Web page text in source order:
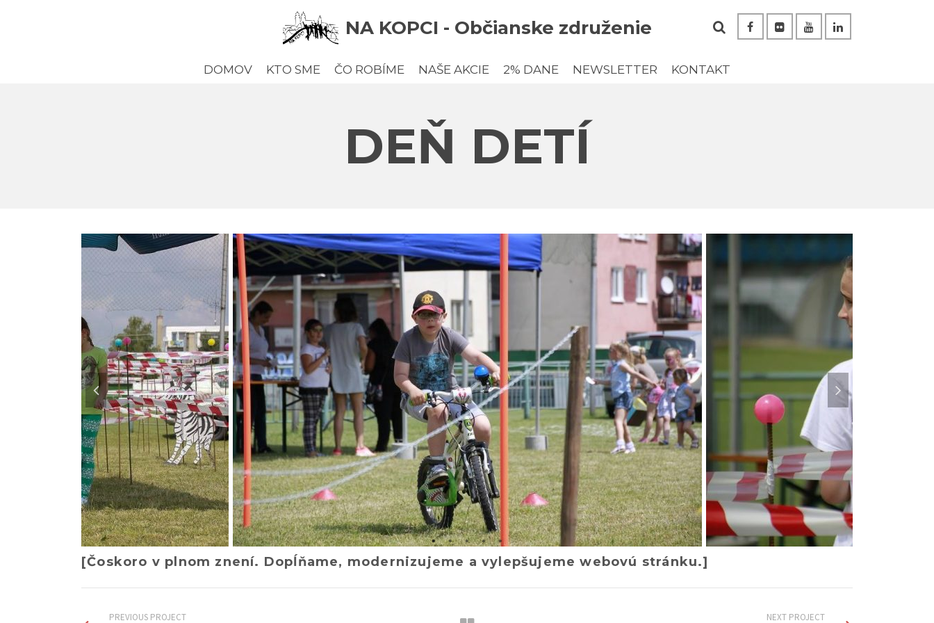
NA KOPCI - Občianske združenie
DOMOV KTO SME ČO ROBÍME NAŠE AKCIE 2% DANE NEWSLETTER KONTAKT
DEŇ DETÍ
[Čoskoro v plnom znení. Dopĺňame, modernizujeme a vylepšujeme webovú stránku.]
PREVIOUS PROJECT NEXT PROJECT